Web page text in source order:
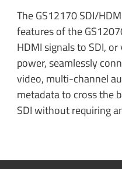
The GS12170 SDI/
features of the
HDMI signals to SDI,
power, seamlessly
video, multi-channel
metadata to cross the
SDI without requiring